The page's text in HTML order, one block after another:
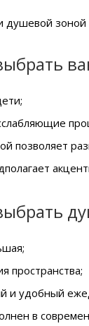
зоной
позволяет
пространства;
и удобный
в